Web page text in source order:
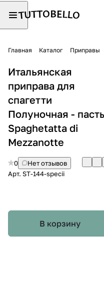
Главная Каталог Приправы
Итальянская
приправа для
спагетти
Полуночная -
Spaghetatta di
Mezzanotte
0
Нет отзывов
Арт. ST-144-specii
В корзину